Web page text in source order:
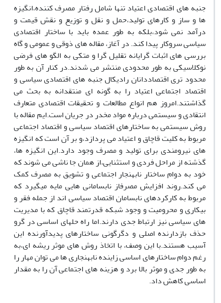
جنبه های اقتصادی اعتیاد تنها شامل رفتار مصرف کننده،انگیزه
ها و ساز و کارهای تولید،حمل و نقل و توزیع و نقش قیمت و
درآمد نمی شود،بلکه به طور عمده باید با ساختار اقتصادی
سیاسی سروکار پیدا کند. در آغاز، مقاله های ذوقی و عمومی و گاه
بررسی های اثبات گرایانه تقلیل گرا و متکی به الگو های فرضی
نوکلاسیکی به طور محدودی منتشر می شدند.در کنار آن به طور
محدود تری اقتصاددانان رادیکال جنبه های اقتصادی سیاسی و
اقتصاد اجتماعی اعتیاد را به گونه ای منتقدانه به بحث می
گذاشتند.امروز هم انواع مطالعات و تحقیقات اقتصادی متعارف
انتقادی و سیستمی درباره مواد مخدر در جریان است.ایم مقاله با
روش سیستمی به ساختارهای اقتصاد سیاسی و اقتصاد اجتماعی
مربوط به کلیت قاچاق و اعتیاد می پردازد،و بر آن است که انگیزه
های نیرومندی برای تولید و مصرف وجود دارد.این انگیزه ها،
گذشته از مراحل فردی و استثنایی،از همان جا ناشی می شوند که
خود به دوام ساختار نابهنجار اجتماعی و تشویق به مصرف کمک
می کند.روند افزایش مصرفاز نابسامانی هایی مایه میگیرد که
مربوط به کارکردهای نابسامان اقتصاد سیاسی اند از جمله فقر و
بیکاری و محرومیت و وجود شبکه قدرتمند قاچاق که با مدیریت
های سیاسی نیز ارتباط جدی دارند.اما راه حلهای اساسی در گرو
حذف بازدارنده اصلی و دگرگونی ساختارهای پدیدآورنده این
آسیب هستند.با این وصف، با اتخاذ روش های موثر ریشه ای،به
رغم دوام ساختارهای اساسی زاینده نابهنجاری ها می توان مهار را
به طور جدی و موثر بالا برد و هزینه های اجتماعی آن را به مقدار
اساسی کاهش داد.